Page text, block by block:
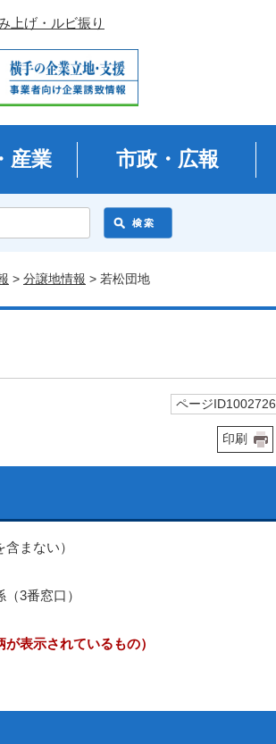
上げ・ルビ振り
産業 市政・広報
> 分譲地情報 > 若松団地
ページID1002726
印刷
まない）
3番窓口）
表示されているもの）